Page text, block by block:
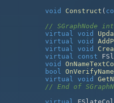
void
Construct (
// SGraphNode
virtual
void
virtual
void
virtual
void
virtual
const
void
bool
virtual
void
// End of